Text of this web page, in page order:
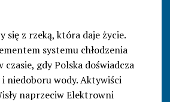
się z rzeką, która daje życie.
systemu chłodzenia
gdy Polska doświadcza
i niedoboru wody. Aktywiści
naprzeciw Elektrowni